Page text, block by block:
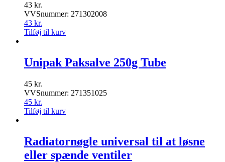
43 kr.
VVSnummer: 271302008
43 kr.
Tilføj til kurv
Unipak Paksalve 250g Tube
45 kr.
VVSnummer: 271351025
45 kr.
Tilføj til kurv
Radiatornøgle universal til at løsne
eller spænde ventiler